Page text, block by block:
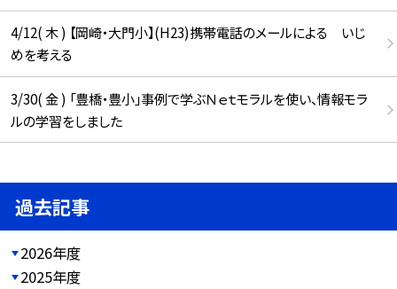
4/12( 木 ) 【岡崎・大門小】(H23)携帯電話のメールによる いじ
めを考える
3/30( 金 ) 「豊橋・豊小」事例で学ぶＮｅｔモラルを使い、情報モラ
ルの学習をしました
過去記事
2026年度
2025年度